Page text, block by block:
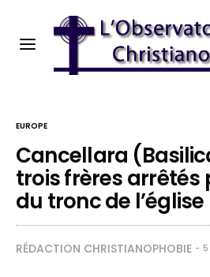
EUROPE
Cancellara
trois frères arrêtés
du tronc de l’église
RÉDACTION CHRISTIANOPHOBIE